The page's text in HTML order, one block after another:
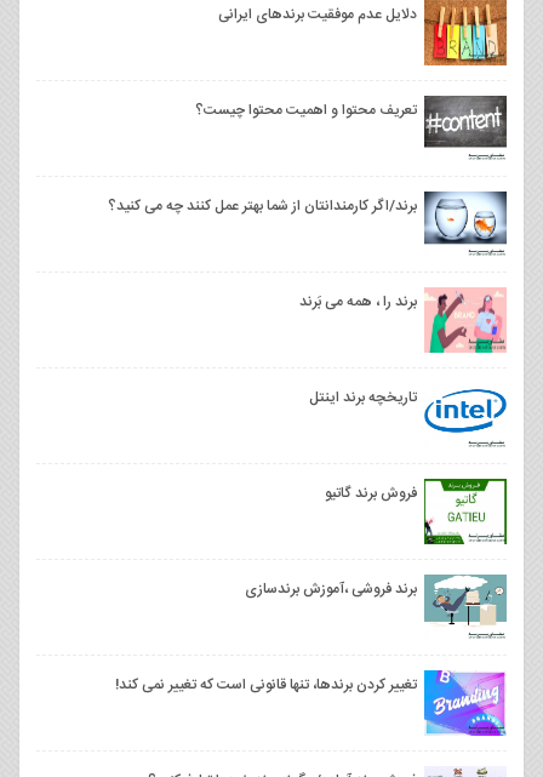
دلایل عدم موفقیت برندهای ایرانی
تعریف محتوا و اهمیت محتوا چیست؟
برند/اگر کارمندانتان از شما بهتر عمل کنند چه می‌ کنید؟
برند را ، همه می بَرند
تاریخچه برند اینتل
فروش برند گاتيو
برند فروشی ،آموزش برندسازی
تغییر کردن برندها، تنها قانونی است که تغییر نمی کند!